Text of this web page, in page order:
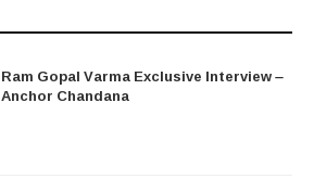
Ram Gopal Varma Exclusive Interview –
Anchor Chandana